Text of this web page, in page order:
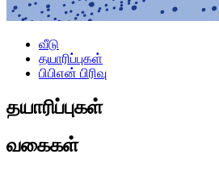
வீடு
தயாரிப்புகள்
பிபிஎன் பிரிவு
தயாரிப்புகள்
வகைகள்